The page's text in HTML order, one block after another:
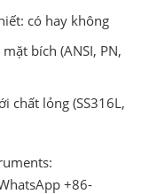
có hay không
bích (ANSI, PN,
chất lỏng (SS316L,
+86-